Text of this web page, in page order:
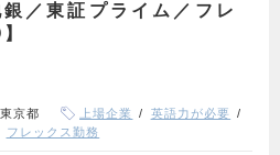
／東証プライム／フレ
東京都 上場企業
英語力が必要
フレックス勤務